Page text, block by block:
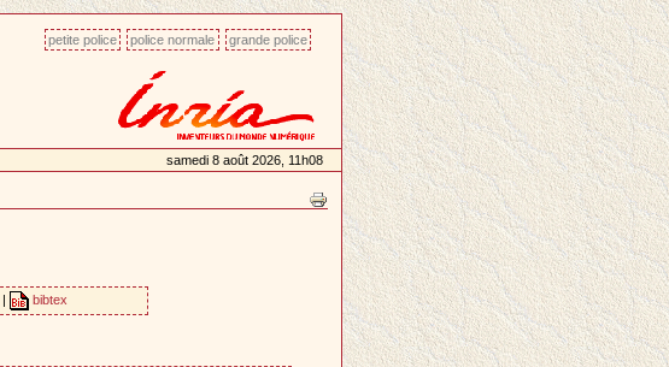
petite police police normale grande police
samedi 8 août 2026, 11h08
bibtex